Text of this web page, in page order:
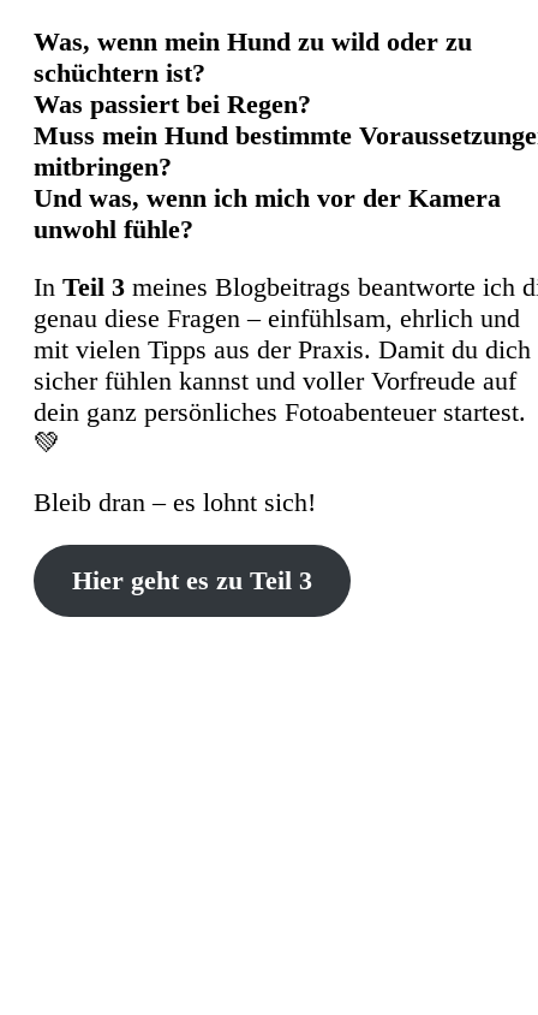
Was, wenn mein Hund zu wild oder zu
schüchtern ist?
Was passiert bei Regen?
Muss mein Hund bestimmte
mitbringen?
Und was, wenn ich mich vor der Kamera
unwohl fühle?
In Teil 3 meines Blogbeitrags beantworte ich
genau diese Fragen – einfühlsam, ehrlich und
mit vielen Tipps aus der Praxis. Damit du dich
sicher fühlen kannst und voller Vorfreude auf
dein ganz persönliches Fotoabenteuer startest.
💚
Bleib dran – es lohnt sich!
Hier geht es zu Teil 3